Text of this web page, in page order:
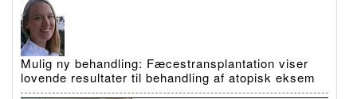
Mulig ny behandling: Fæcestransplantation viser
lovende resultater til behandling af atopisk eksem